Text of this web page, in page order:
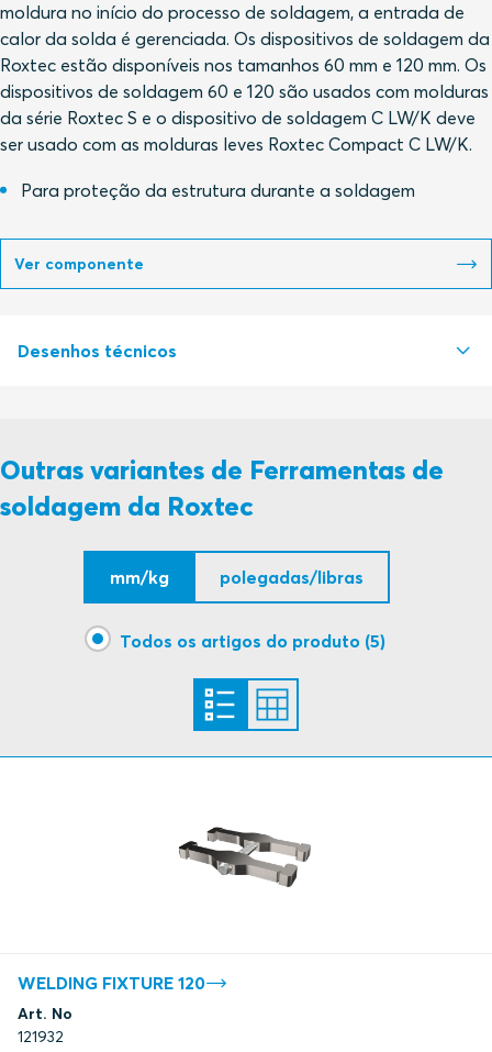
moldura no início do processo de soldagem, a entrada de
calor da solda é gerenciada. Os dispositivos de soldagem da
Roxtec estão disponíveis nos tamanhos 60 mm e 120 mm. Os
dispositivos de soldagem 60 e 120 são usados com molduras
da série Roxtec S e o dispositivo de soldagem C LW/K deve
ser usado com as molduras leves Roxtec Compact C LW/K.
Para proteção da estrutura durante a soldagem
Ver componente
Desenhos técnicos
S1597864 ROXTEC TOOLS WELDING FIXTURE C LW/K PDF
Outras variantes de Ferramentas de
soldagem da Roxtec
mm/kg polegadas/libras
Todos os artigos do produto (5)
WELDING FIXTURE 120
Art. No
121932